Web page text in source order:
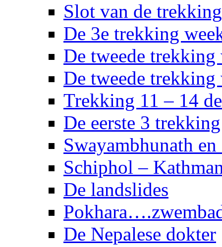
Slot van de trekking
De 3e trekking
De tweede trekking
De tweede trekking
Trekking 11 – 14
De eerste 3
Swayambhunath
Schiphol –
De landslides
De Nepalese dokter